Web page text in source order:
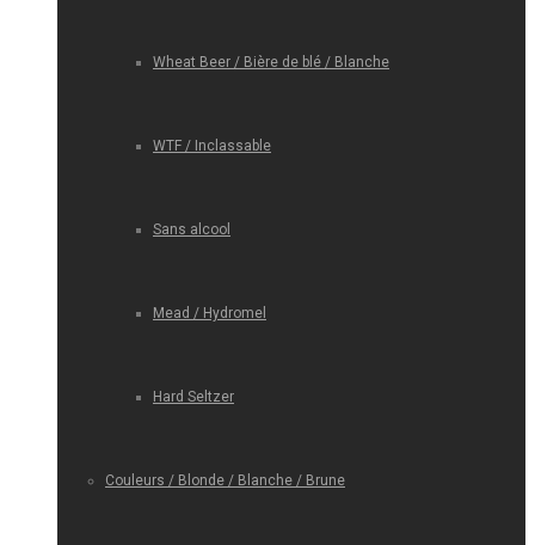
Wheat Beer / Bière de blé / Blanche
WTF / Inclassable
Sans alcool
Mead / Hydromel
Hard Seltzer
Couleurs / Blonde / Blanche / Brune